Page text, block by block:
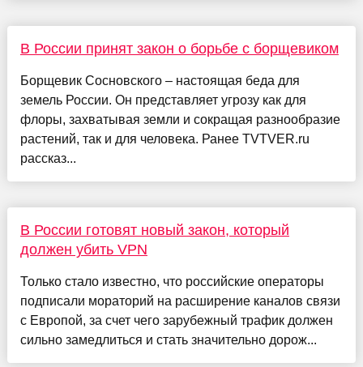
В России принят закон о борьбе с борщевиком
Борщевик Сосновского – настоящая беда для
земель России. Он представляет угрозу как для
флоры, захватывая земли и сокращая разнообразие
растений, так и для человека. Ранее TVTVER.ru
рассказ...
В России готовят новый закон, который
должен убить VPN
Только стало известно, что российские операторы
подписали мораторий на расширение каналов связи
с Европой, за счет чего зарубежный трафик должен
сильно замедлиться и стать значительно дорож...